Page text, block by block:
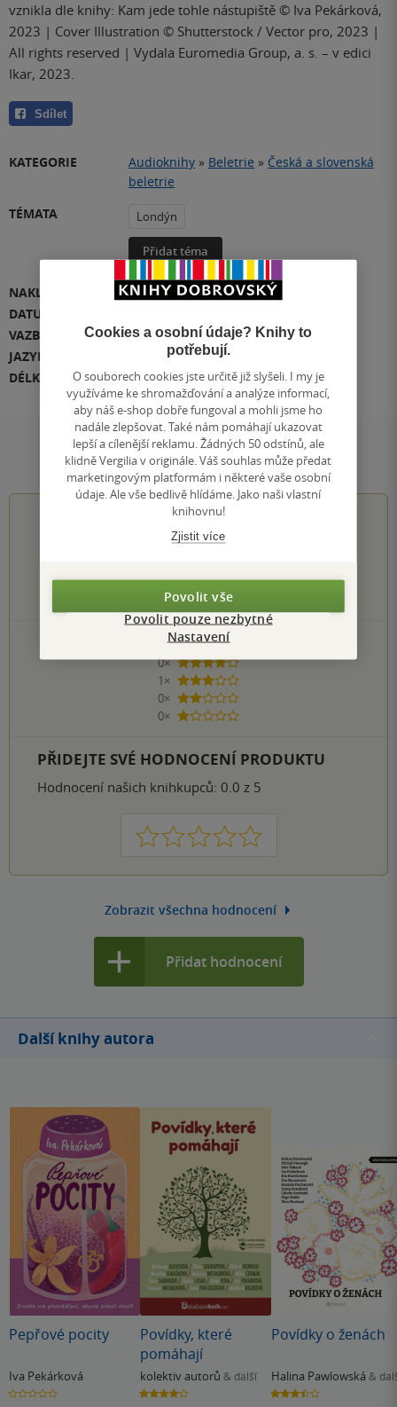
vznikla dle knihy: Kam jede tohle nástupiště © Iva Pekárková,
2023 | Cover Illustration © Shutterstock / Vector pro, 2023 |
All rights reserved | Vydala Euromedia Group, a. s. – v edici
Ikar, 2023.
Sdílet
KATEGORIE Audioknihy » Beletrie » Česká a slovenská
beletrie
TÉMATA
Londýn
Přidat téma
NAKLADATEL
Témbr
DATUM VYDÁNÍ
VAZBA
Mp3
JAZYK
čeština
DÉLKA
05:22:01
Hodnocení a recenze čtenářů
4.0z
hodnocení čtenářů
1×
5 hvězdiček
0×
4 hvězdičky
1×
3 hvězdičky
0×
2 hvězdičky
0×
1 hvezdička
PŘIDEJTE SVÉ HODNOCENÍ PRODUKTU
Hodnocení našich knihkupců: 0.0 z 5
1 2 3 4 5
Zobrazit všechna hodnocení
Přidat hodnocení
Další knihy autora
Pepřové pocity
Iva Pekárková
0.0
z
Povídky, které
pomáhají
kolektiv autorů & další
4.2
z
Povídky o ženách
Halina Pawlowská &
3.5
z
Cookies a osobní údaje? Knihy to
potřebují.
O souborech cookies jste určitě již slyšeli. I my je
využíváme ke shromažďování a analýze informací,
aby náš e-shop dobře fungoval a mohli jsme ho
nadále zlepšovat. Také nám pomáhají ukazovat
lepší a cílenější reklamu. Žádných 50 odstínů, ale
klidně Vergilia v originále. Váš souhlas může předat
marketingovým platformám i některé vaše osobní
údaje. Ale vše bedlivě hlídáme. Jako naši vlastní
knihovnu!
Zjistit více
Povolit vše
Povolit pouze nezbytné
Nastavení